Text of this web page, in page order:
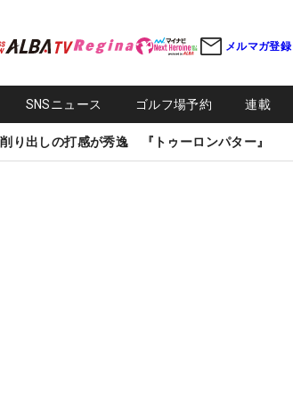
メルマガ登録
SNSニュース ゴルフ場予約 連載
削り出しの打感が秀逸 『トゥーロンパター』